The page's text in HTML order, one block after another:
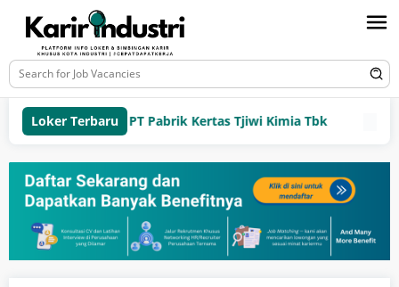
Loker TerbaruPT Pabrik Kertas Tjiwi Kimia Tbk